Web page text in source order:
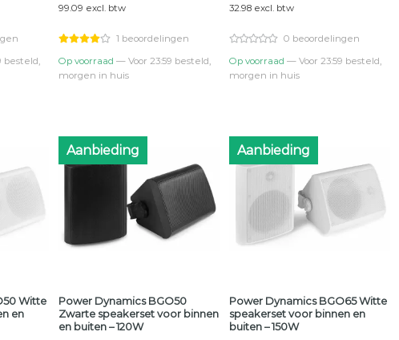
besteld,
was:
€139,95.€119,90.
99.09 excl. btw
1 beoordelingen
Op voorraad — Voor 23:59 besteld,
morgen in huis
was:
€46,95.€39,90.
32.98 excl. btw
0 beoordelingen
Op voorraad — Voor 23:59 besteld,
morgen in huis
Witte
en
Aanbieding
Power Dynamics BGO50
Zwarte speakerset voor binnen
en buiten – 120W
Aanbieding
Power Dynamics BGO65 Witte
speakerset voor binnen en
buiten – 150W